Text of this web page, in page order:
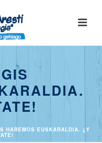
HAREMOS EUSKARALDIA. ¿Y